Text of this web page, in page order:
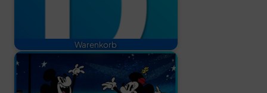
Warenkorb